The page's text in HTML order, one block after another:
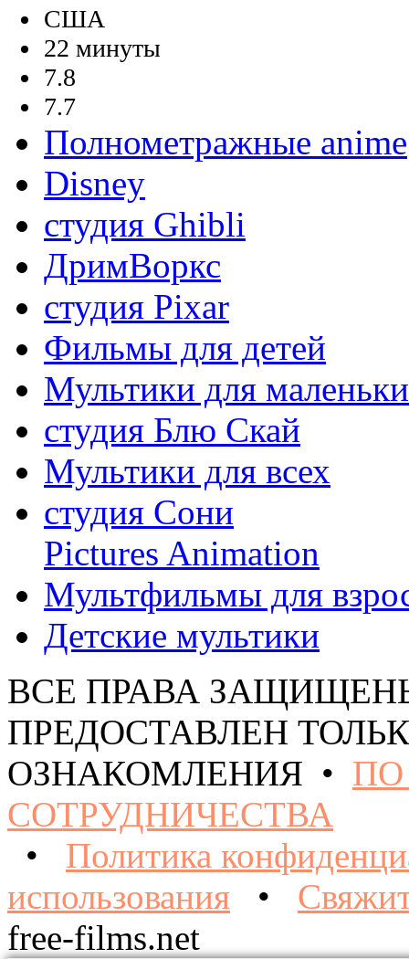
США
22 минуты
7.8
7.7
Полнометражные anime
Disney
студия Ghibli
ДримВоркс
студия Pixar
Фильмы для детей
Мультики для
студия Блю Скай
Мультики для всех
студия Сони
Pictures Animation
Мультфильмы для
Детские мультики
ВСЕ ПРАВА
ПРЕДОСТАВЛЕН
ОЗНАКОМЛЕНИЯ •
СОТРУДНИЧЕСТВА
• Политика
использования •
free-films.net